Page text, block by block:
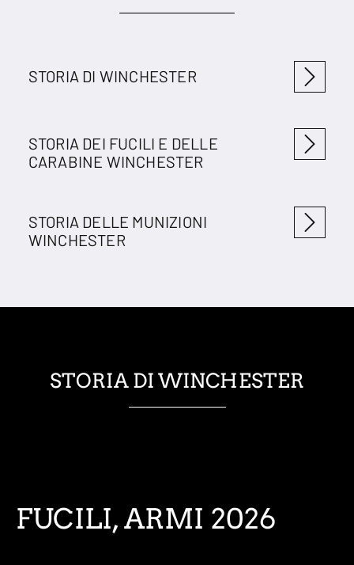
STORIA DI WINCHESTER
STORIA DEI FUCILI E DELLE
CARABINE WINCHESTER
STORIA DELLE MUNIZIONI
WINCHESTER
STORIA DI WINCHESTER
FUCILI, ARMI 2026